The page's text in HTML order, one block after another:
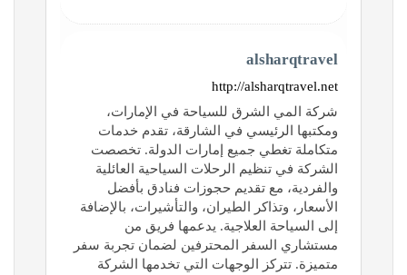
alsharqtravel
http://alsharqtravel.net
شركة المي الشرق للسياحة في الإمارات،
ومكتبها الرئيسي في الشارقة، تقدم خدمات
متكاملة تغطي جميع إمارات الدولة. تخصصت
الشركة في تنظيم الرحلات السياحية العائلية
والفردية، مع تقديم حجوزات فنادق بأفضل
الأسعار، وتذاكر الطيران، والتأشيرات، بالإضافة
إلى السياحة العلاجية. يدعمها فريق من
مستشاري السفر المحترفين لضمان تجربة سفر
متميزة. تتركز الوجهات التي تخدمها الشركة